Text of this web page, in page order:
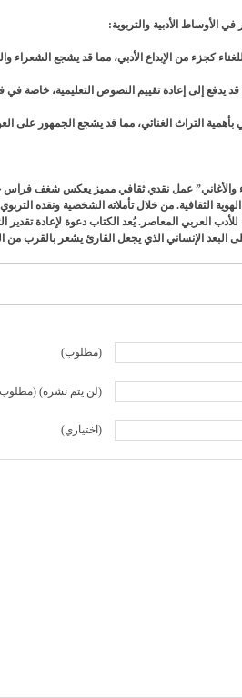
الأوساط الأدبية والتربوية:
للغناء كجزء من الإبداع الأدبي، مما قد يشجع
قد يدفع إلى إعادة تقييم النصوص التعليمية، خاصة
التراث الغنائي، مما قد يشجع الجمهور على
والأغاني” عمل نقدي ثقافي مميز يعكس شغف فراس
الثقافية. من خلال تأملاته الشخصية ونقده
العربي المعاصر. يُعد الكتاب دعوة لإعادة تقدير
البعد الإنساني الذي يجعل القارئ يشعر بالقرب من
(مطلوب)
(لن يتم نشره)
(اختياري)